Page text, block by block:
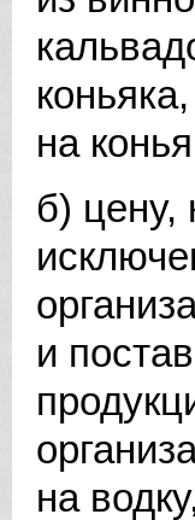
на
б) цену,
и
на